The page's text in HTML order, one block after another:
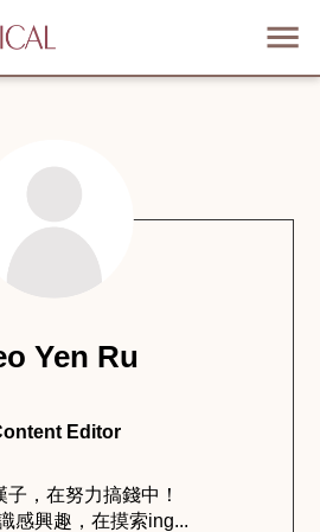
Yen Ru
Editor
子，在努力搞錢中！
感興趣，在摸索ing...